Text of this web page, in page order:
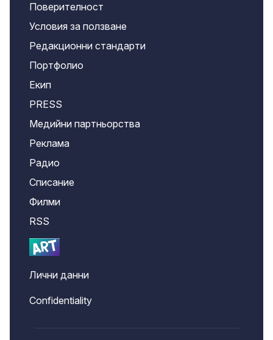
Поверителност
Условия за ползване
Редакционни стандарти
Портфолио
Екип
PRESS
Медийни партньорства
Реклама
Радио
Списание
Филми
RSS
Лични данни
Confidentiality